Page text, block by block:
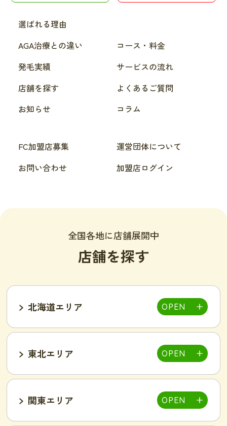
選ばれる理由
AGA治療との違い
コース・料金
発毛実績
サービスの流れ
店舗を探す
よくあるご質問
お知らせ
コラム
FC加盟店募集
運営団体について
お問い合わせ
加盟店ログイン
全国各地に店舗展開中
店舗を探す
北海道エリア
東北エリア
関東エリア